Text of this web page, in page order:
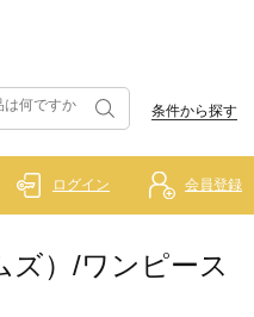
条件から探す
ログイン 会員登録
ズ）/ワンピース